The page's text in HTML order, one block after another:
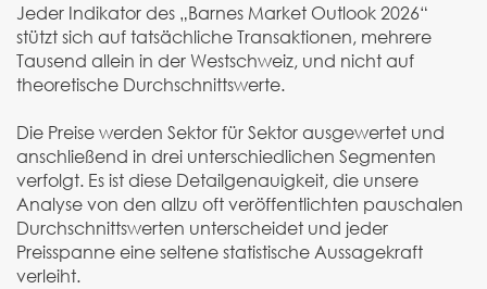
Jeder Indikator des „Barnes Market Outlook 2026“
stützt sich auf tatsächliche Transaktionen, mehrere
Tausend allein in der Westschweiz, und nicht auf
theoretische Durchschnittswerte.
Die Preise werden Sektor für Sektor ausgewertet und
anschließend in drei unterschiedlichen Segmenten
verfolgt. Es ist diese Detailgenauigkeit, die unsere
Analyse von den allzu oft veröffentlichten pauschalen
Durchschnittswerten unterscheidet und jeder
Preisspanne eine seltene statistische Aussagekraft
verleiht.